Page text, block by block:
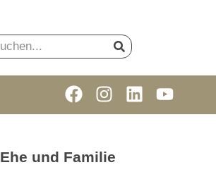
Ehe und Familie